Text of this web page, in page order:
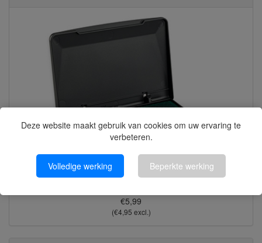
Deze website maakt gebruik van cookies om uw ervaring te
verbeteren.
Volledige werking Beperkte werking
€5,99
(€4,95 excl.)